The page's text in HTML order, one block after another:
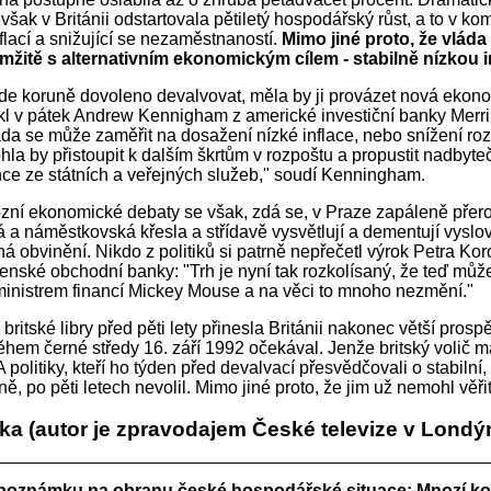
v Británii odstartovala pětiletý hospodářský růst, a to v
a snižující se nezaměstnaností. Mimo jiné proto, že
s alternativním ekonomickým cílem - stabilně nízkou
koruně dovoleno devalvovat, měla by ji provázet nová
v pátek Andrew Kennigham z americké investiční banky
se může zaměřit na dosažení nízké inflace, nebo snížení
by přistoupit k dalším škrtům v rozpoštu a propustit
ze státních a veřejných služeb," soudí Kenningham.
ekonomické debaty se však, zdá se, v Praze zapáleně
a náměstkovská křesla a střídavě vysvětlují a dementují
obvinění. Nikdo z politiků si patrně nepřečetl výrok Petra
obchodní banky: "Trh je nyní tak rozkolísaný, že teď
financí Mickey Mouse a na věci to mnoho nezmění."
libry před pěti lety přinesla Británii nakonec větší
černé středy 16. září 1992 očekával. Jenže britský volič
politiky, kteří ho týden před devalvací přesvědčovali o stabilní,
po pěti letech nevolil. Mimo jiné proto, že jim už nemohl
(autor je zpravodajem České televize v